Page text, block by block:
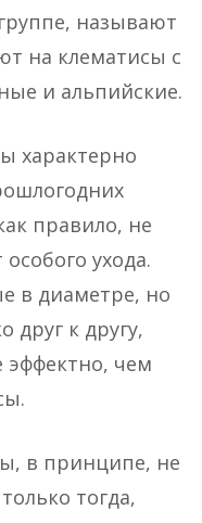
называют
на клематисы с
и альпийские.
характерно
правило, не
ухода.
в диаметре, но
друг к другу,
эффектно, чем
в принципе, не
тогда,